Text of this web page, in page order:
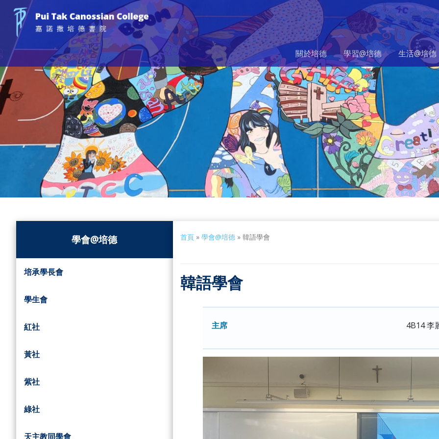
關於培德 學習@培德 生活@培德
學會@培德
培承學長會
學生會
紅社
黃社
紫社
綠社
天主教同學會
首頁» 學會@培德» 韓語學會
韓語學會
主席 4B14 李